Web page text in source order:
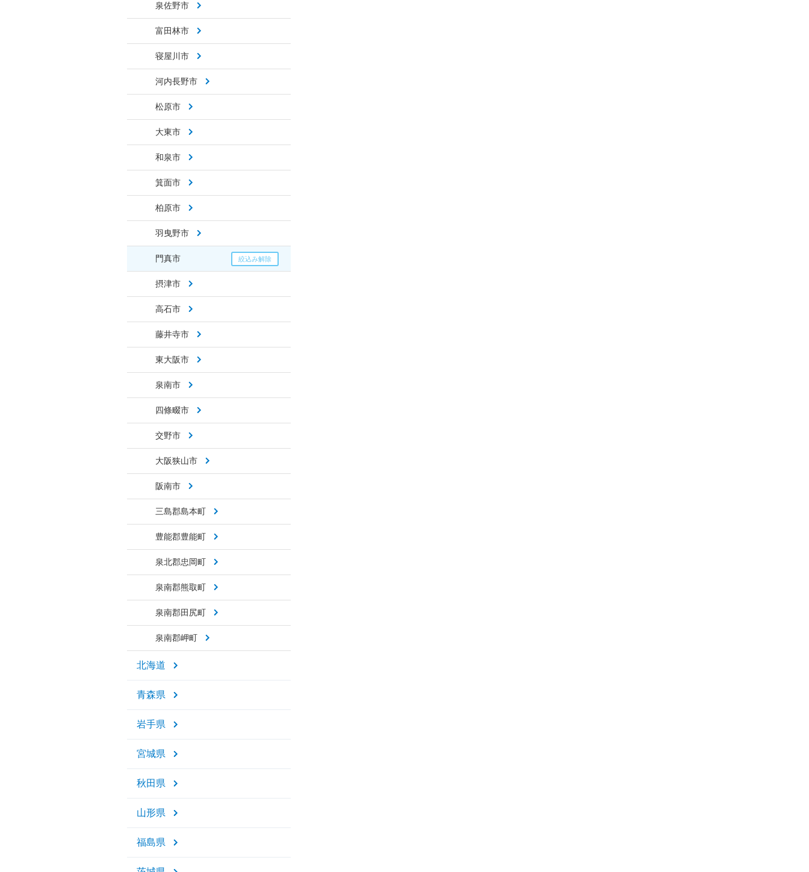
泉佐野市
富田林市
寝屋川市
河内長野市
松原市
大東市
和泉市
箕面市
柏原市
羽曳野市
門真市
摂津市
高石市
藤井寺市
東大阪市
泉南市
四條畷市
交野市
大阪狭山市
阪南市
三島郡島本町
豊能郡豊能町
泉北郡忠岡町
泉南郡熊取町
泉南郡田尻町
泉南郡岬町
北海道
青森県
岩手県
宮城県
秋田県
山形県
福島県